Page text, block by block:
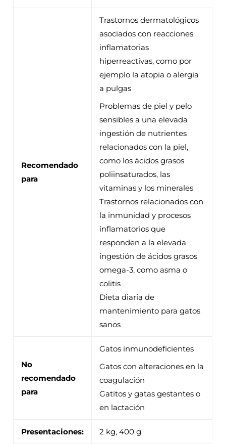
Recomendado
para
Trastornos dermatológicos
asociados con reacciones
inflamatorias
hiperreactivas, como por
ejemplo la atopia o alergia
a pulgas
Problemas de piel y pelo
sensibles a una elevada
ingestión de nutrientes
relacionados con la piel,
como los ácidos grasos
poliinsaturados, las
vitaminas y los minerales
Trastornos relacionados con
la inmunidad y procesos
inflamatorios que
responden a la elevada
ingestión de ácidos grasos
omega-3, como asma o
colitis
Dieta diaria de
mantenimiento para gatos
sanos
No
recomendado
para
Gatos inmunodeficientes
Gatos con alteraciones en la
coagulación
Gatitos y gatas gestantes o
en lactación
Presentaciones: 2 kg, 400 g